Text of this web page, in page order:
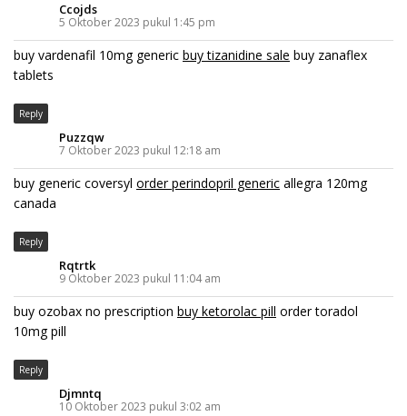
Ccojds
5 Oktober 2023 pukul 1:45 pm
buy vardenafil 10mg generic buy tizanidine sale buy zanaflex
tablets
Reply
Puzzqw
7 Oktober 2023 pukul 12:18 am
buy generic coversyl order perindopril generic allegra 120mg
canada
Reply
Rqtrtk
9 Oktober 2023 pukul 11:04 am
buy ozobax no prescription buy ketorolac pill order toradol
10mg pill
Reply
Djmntq
10 Oktober 2023 pukul 3:02 am